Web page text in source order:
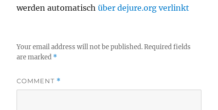
werden automatischüber dejure.org verlinkt
Your email address will not be published. Required fields
are marked *
COMMENT *